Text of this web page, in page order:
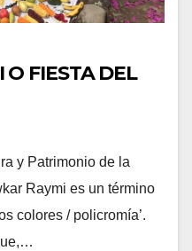
O FIESTA DEL
y Patrimonio de la
Raymi es un término
colores / policromía’.